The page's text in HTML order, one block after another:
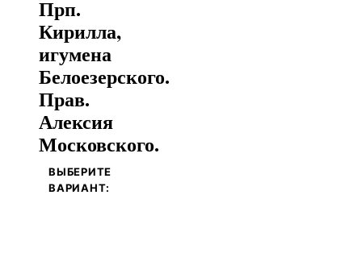
Прп.
Кирилла,
игумена
Белоезерского.
Прав.
Алексия
Московского.
ВЫБЕРИТЕ
ВАРИАНТ: